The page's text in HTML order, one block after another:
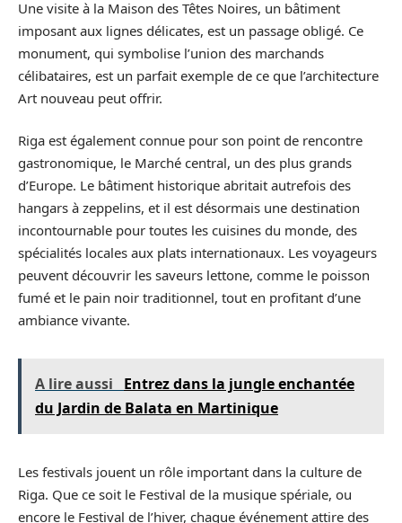
Une visite à la Maison des Têtes Noires, un bâtiment
imposant aux lignes délicates, est un passage obligé. Ce
monument, qui symbolise l’union des marchands
célibataires, est un parfait exemple de ce que l’architecture
Art nouveau peut offrir.
Riga est également connue pour son point de rencontre
gastronomique, le Marché central, un des plus grands
d’Europe. Le bâtiment historique abritait autrefois des
hangars à zeppelins, et il est désormais une destination
incontournable pour toutes les cuisines du monde, des
spécialités locales aux plats internationaux. Les voyageurs
peuvent découvrir les saveurs lettone, comme le poisson
fumé et le pain noir traditionnel, tout en profitant d’une
ambiance vivante.
A lire aussi
Entrez dans la jungle enchantée
du Jardin de Balata en Martinique
Les festivals jouent un rôle important dans la culture de
Riga. Que ce soit le Festival de la musique spériale, ou
encore le Festival de l’hiver, chaque événement attire des